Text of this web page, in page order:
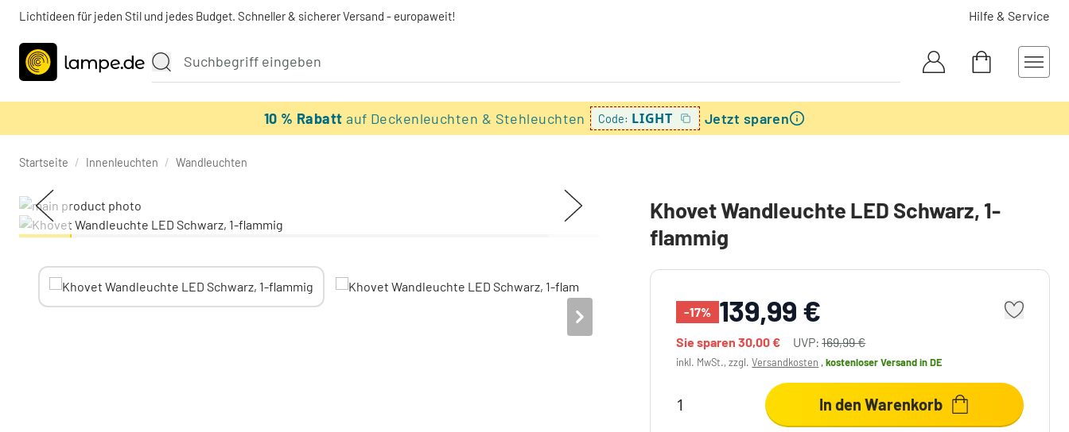
Lichtideen für jeden Stil und jedes Budget. Schneller & sicherer Versand - europaweit! Hilfe & Service
10 % Rabattauf Deckenleuchten & Stehleuchten Code: LIGHT Jetzt sparen
Startseite / Innenleuchten / Wandleuchten
Khovet Wandleuchte LED Schwarz, 1-
flammig
-17% 139,99 €
Sie sparen30,00 € UVP:169,99 €
inkl. MwSt., zzgl.Versandkosten ,kostenloser Versandin DE
In den Warenkorb